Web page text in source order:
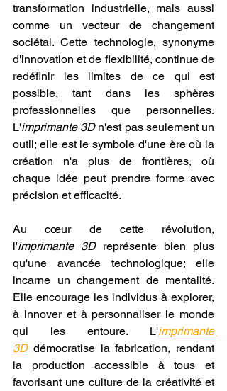
transformation industrielle, mais aussi
comme un vecteur de changement
sociétal. Cette technologie, synonyme
d'innovation et de flexibilité, continue de
redéfinir les limites de ce qui est
possible, tant dans les sphères
professionnelles que personnelles.
L'imprimante 3D n'est pas seulement un
outil; elle est le symbole d'une ère où la
création n'a plus de frontières, où
chaque idée peut prendre forme avec
précision et efficacité.
Au cœur de cette révolution,
l'imprimante 3D représente bien plus
qu'une avancée technologique; elle
incarne un changement de mentalité.
Elle encourage les individus à explorer,
à innover et à personnaliser le monde
qui les entoure. L'imprimante
3D démocratise la fabrication, rendant
la production accessible à tous et
favorisant une culture de la créativité et